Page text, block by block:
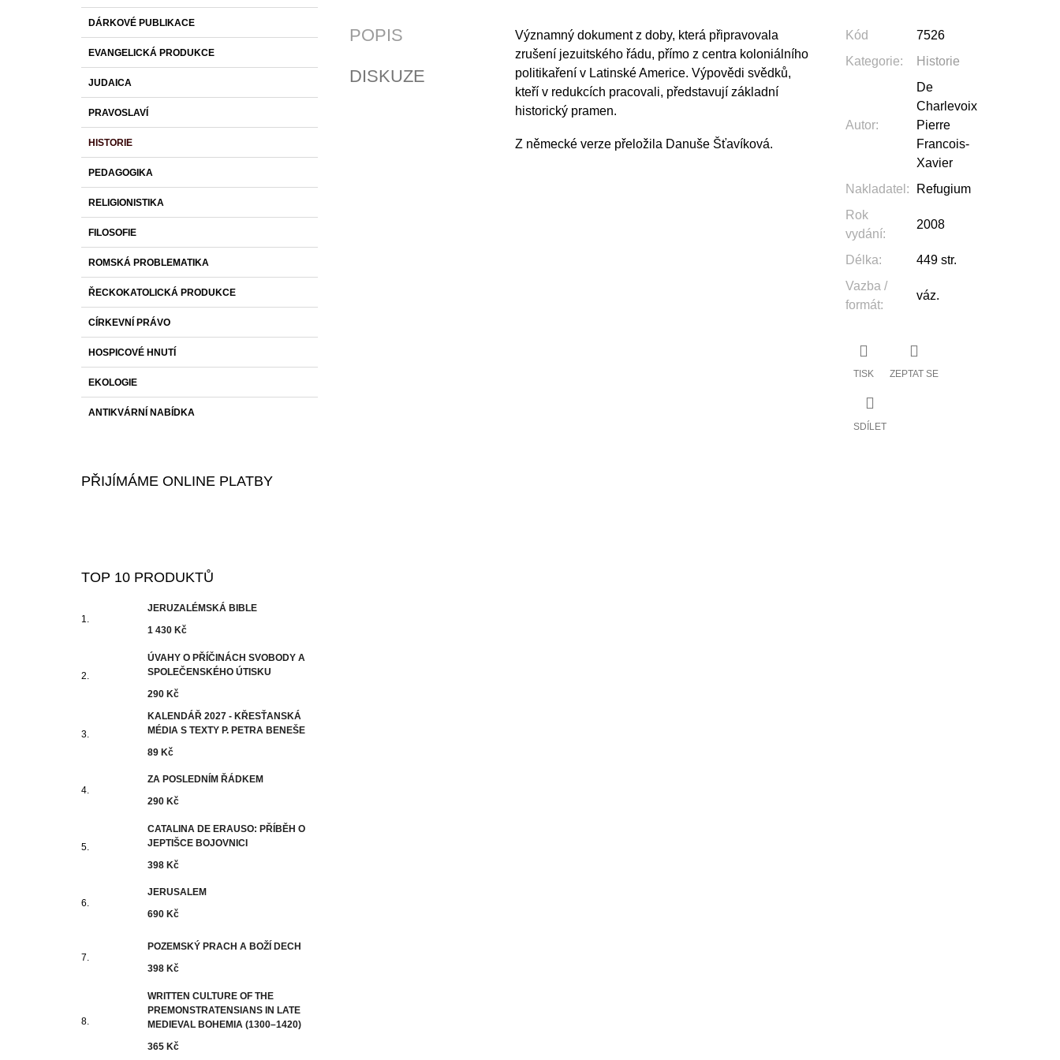
DÁRKOVÉ PUBLIKACE
EVANGELICKÁ PRODUKCE
JUDAICA
PRAVOSLAVÍ
HISTORIE
PEDAGOGIKA
RELIGIONISTIKA
FILOSOFIE
ROMSKÁ PROBLEMATIKA
ŘECKOKATOLICKÁ PRODUKCE
CÍRKEVNÍ PRÁVO
HOSPICOVÉ HNUTÍ
EKOLOGIE
ANTIKVÁRNÍ NABÍDKA
PŘIJÍMÁME ONLINE PLATBY
TOP 10 PRODUKTŮ
JERUZALÉMSKÁ BIBLE
1 430 Kč
ÚVAHY O PŘÍČINÁCH SVOBODY A
SPOLEČENSKÉHO ÚTISKU
290 Kč
KALENDÁŘ 2027 - KŘESŤANSKÁ
MÉDIA S TEXTY P. PETRA BENEŠE
89 Kč
ZA POSLEDNÍM ŘÁDKEM
290 Kč
CATALINA DE ERAUSO: PŘÍBĚH O
JEPTIŠCE BOJOVNICI
398 Kč
JERUSALEM
690 Kč
POZEMSKÝ PRACH A BOŽÍ DECH
398 Kč
WRITTEN CULTURE OF THE
PREMONSTRATENSIANS IN LATE
MEDIEVAL BOHEMIA (1300–1420)
365 Kč
POPIS
DISKUZE
Významný dokument z doby, která připravovala
zrušení jezuitského řádu, přímo z centra koloniálního
politikaření v Latinské Americe. Výpovědi svědků,
kteří v redukcích pracovali, představují základní
historický pramen.
Z německé verze přeložila Danuše Šťavíková.
Kód
7526
Kategorie: Historie
Autor:
De
Charlevoix
Pierre
Francois-
Xavier
Nakladatel :
Refugium
Rok
vydání:
2008
Délka:
449 str.
Vazba /
formát:
váz.
TISK ZEPTAT SE
SDÍLET